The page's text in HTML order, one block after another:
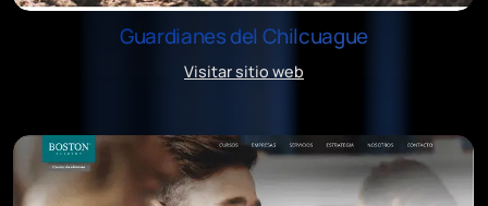
Guardianes del Chilcuague
Visitar sitio web